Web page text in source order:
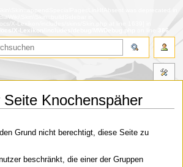
was deprecated in
in
X-Lexikon/includes/skins/Skin.php at line 1639] in
X-Lexikon/includes/debug/MWDebug.php
386
Knochenspäher
Grund nicht berechtigt, diese Seite zu
beschränkt, die einer der Gruppen